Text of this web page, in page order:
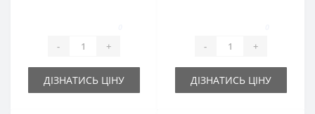
- +
ДІЗНАТИСЬ ЦІНУ
- +
ДІЗНАТИСЬ ЦІНУ